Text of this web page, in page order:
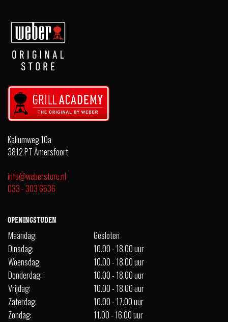
Kaliumweg 10a
3812 PT Amersfoort
info@weberstore.nl
033 - 303 6536
OPENINGSTIJDEN
Maandag:
Gesloten
Dinsdag:
10.00 - 18.00 uur
Woensdag:
10.00 - 18.00 uur
Donderdag:
10.00 - 18.00 uur
Vrijdag:
10.00 - 18.00 uur
Zaterdag:
10.00 - 17.00 uur
Zondag:
11.00 - 16.00 uur